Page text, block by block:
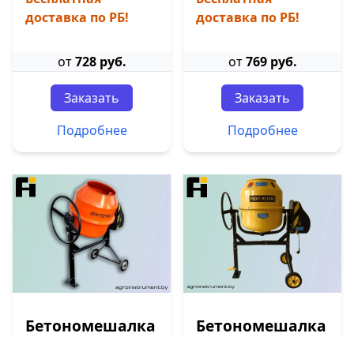
доставка по РБ!
от728 руб.
Заказать
Подробнее
доставка по РБ!
от769 руб.
Заказать
Подробнее
Бетономешалка Бетономешалка